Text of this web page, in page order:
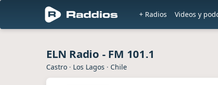
+ Radios Videos y
ELN Radio - FM 101.1
Castro · Los Lagos · Chile